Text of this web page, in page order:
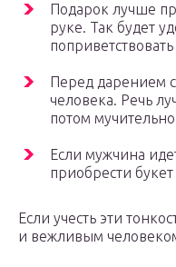
Подарок лучше
руке. Так будет
Перед дарением
человека. Речь
потом
Если мужчина
приобрести
Если учесть эти
и вежливым